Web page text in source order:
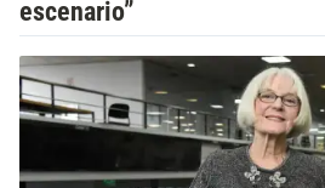
escenario”